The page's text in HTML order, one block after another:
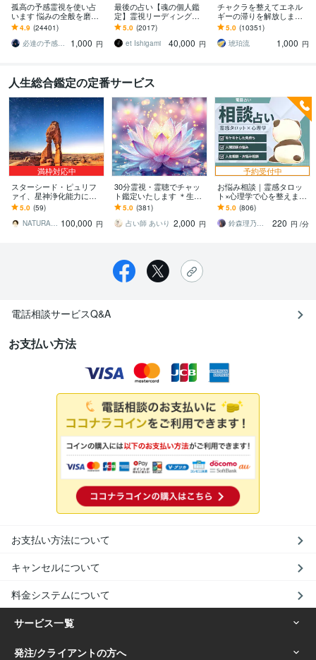
孤高の予感霊視を使い占
います 悩みの全般を磨き
上げ、研ぎ澄ました予感
より霊視により導きます
4.9 (24401)
必達の予感霊視 渡邊 潤一
1,000 円
最後の占い【魂の個人鑑
定】霊視リーディング承
ります 運命の地図を手
に、輝く人生を創る｜魂
の全体像を紐解く鑑定
5.0 (2017)
et Ishigami
40,000 円
チャクラを整えてエネル
ギーの滞りを解放します 7
割超リピート！人生を変
えたい人のエネルギー調
整
5.0 (10351)
琥珀流
1,000 円
人生総合鑑定の定番サービス
満枠対応中
スターシード・ピュリフ
ァイ、星神浄化能力にな
ります スターシードの超
光学ESPスキルの浄化能
力を鑑定、施術します
5.0 (59)
NATURALDESIGN 時実 嶺 100,000 円
30分霊視・霊聴でチャッ
ト鑑定いたします ＊生年
月日不要＊恋愛＊対人関
係＊お仕事＊自分のこと
5.0 (381)
占い師 あいり 2,000 円
予約受付中
お悩み相談｜霊感タロッ
ト×心理学で心を整えます
話すだけで心が軽くなる
「心の休憩室」。あなた
の味方になります
5.0 (806)
鈴森理乃｜霊感タロット×心理学
220 円 /分
電話相談サービスQ&A
お支払い方法
お支払い方法について
キャンセルについて
料金システムについて